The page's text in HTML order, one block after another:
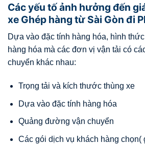
Các yếu tố ảnh hưởng đến
xe Ghép hàng từ Sài Gòn đi
Dựa vào đặc tính hàng hóa, hình
hàng hóa mà các đơn vị vận tải có
chuyển khác nhau:
Trọng tải và kích thước thùng xe
Dựa vào đặc tính hàng hóa
Quảng đường vận chuyển
Các gói dịch vụ khách hàng chọn(